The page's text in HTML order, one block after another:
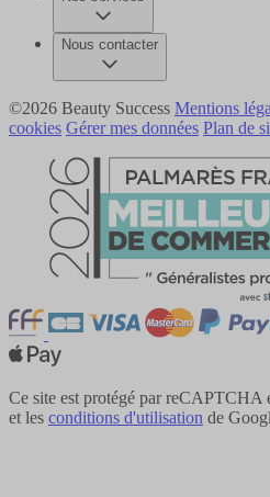
Nous contacter
©2026 Beauty Success Mentions
cookies Gérer mes données Plan de
Ce site est protégé par reCAPTCHA
et les conditions d'utilisation de